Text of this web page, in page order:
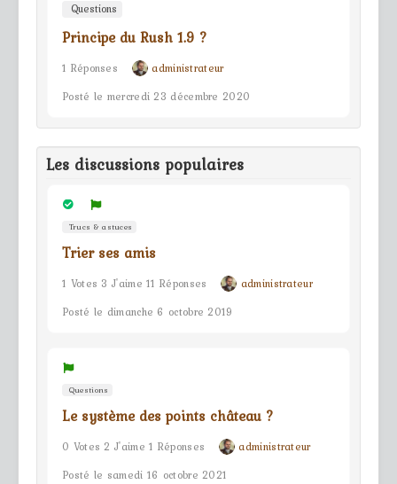
Questions
Principe du Rush 1.9 ?
1 Réponses
administrateur
Posté le mercredi 23 décembre 2020
Les discussions populaires
Trucs & astuces
Trier ses amis
1 Votes 3 J'aime 11 Réponses
administrateur
Posté le dimanche 6 octobre 2019
Questions
Le système des points château ?
0 Votes 2 J'aime 1 Réponses
administrateur
Posté le samedi 16 octobre 2021